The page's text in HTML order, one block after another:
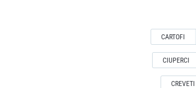
CARTOFI
CIUPERCI
CREVETI